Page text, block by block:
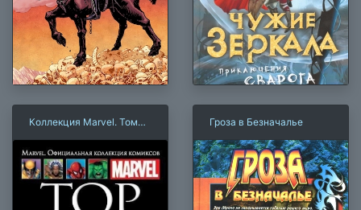
Коллекция Marvel. Том
Асгарда
Гроза в Безначалье